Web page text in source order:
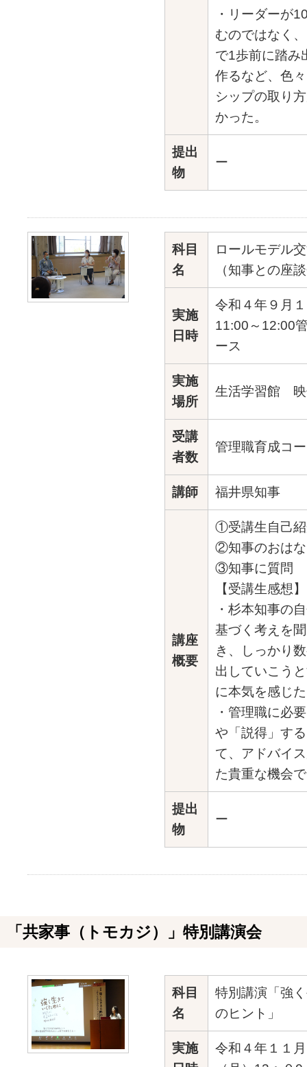
・リーダーが
むのではなく
で1歩前に踏み
作るなど、色
シップの取り
かった。
提出
物
ー
科目
名
ロールモデル
（知事との座
実施
日時
令和４年９月
11:00～12:00
ース
実施
場所
生活学習館 映
受講
者数
管理職育成コ
講師 福井県知事
講座
概要
①受講生自己
②知事のおは
③知事に質問
【受講生感想】
・杉本知事の
基づく考えを
き、しっかり
出していこう
に本気を感じ
・管理職に必
や「説得」す
て、アドバイ
た貴重な機会
提出
物
ー
「共家事（トモカジ）」特別講演会
科目
名
特別講演「強
のヒント」
実施
令和４年１１